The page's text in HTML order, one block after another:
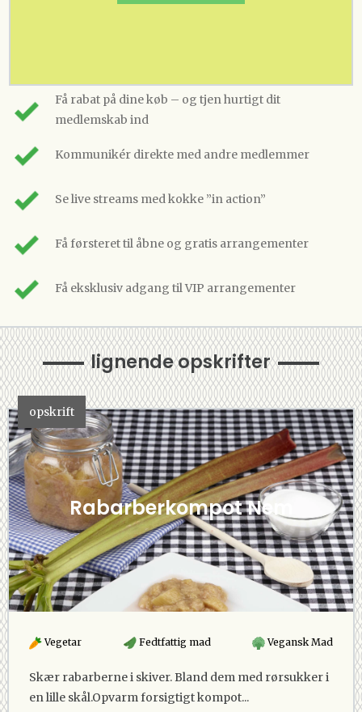
Få rabat på dine køb – og tjen hurtigt dit
medlemskab ind
Kommunikér direkte med andre medlemmer
Se live streams med kokke ”in action”
Få førsteret til åbne og gratis arrangementer
Få eksklusiv adgang til VIP arrangementer
lignende opskrifter
opskrift
Rabarberkompot Nem
Vegetar Fedtfattig mad Vegansk Mad
Skær rabarberne i skiver. Bland dem med rørsukker i
en lille skål.Opvarm forsigtigt kompot...